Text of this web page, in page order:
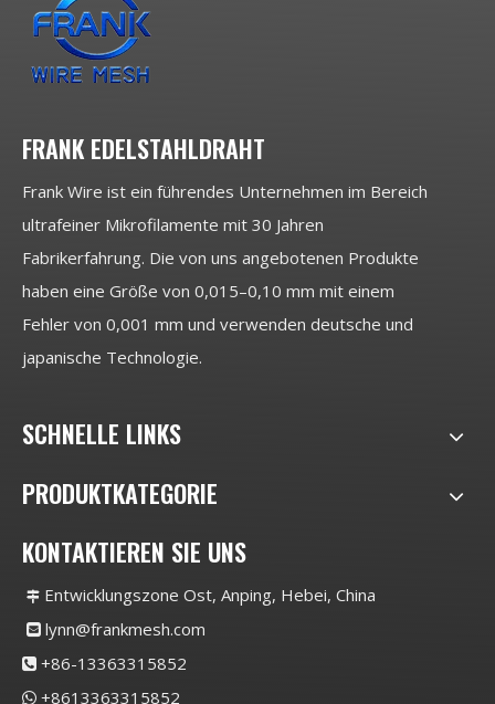
FRANK EDELSTAHLDRAHT
Frank Wire ist ein führendes Unternehmen im Bereich
ultrafeiner Mikrofilamente mit 30 Jahren
Fabrikerfahrung. Die von uns angebotenen Produkte
haben eine Größe von 0,015–0,10 mm mit einem
Fehler von 0,001 mm und verwenden deutsche und
japanische Technologie.
SCHNELLE LINKS
PRODUKTKATEGORIE
KONTAKTIEREN SIE UNS
 Entwicklungszone Ost, Anping, Hebei, China
 lynn@frankmesh.com
 +86-13363315852
 +8613363315852